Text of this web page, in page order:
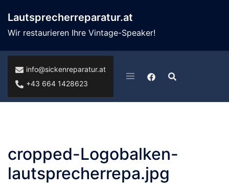
content
Lautsprecherreparatur.at
Wir restaurieren Ihre Vintage-Speaker!
info@sickenreparatur.at
+43 664 1428623
cropped-Logobalken-
lautsprecherrepa.jpg